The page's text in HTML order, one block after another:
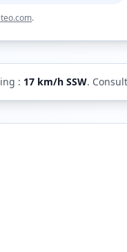
.
: 17 km/h SSW.